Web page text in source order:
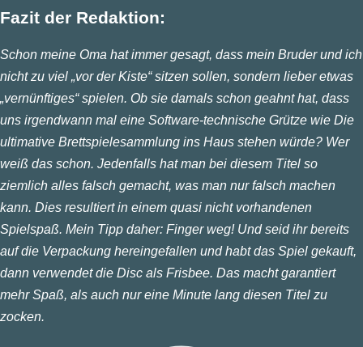
Fazit der Redaktion:
Schon meine Oma hat immer gesagt, dass mein Bruder und ich
nicht zu viel „vor der Kiste“ sitzen sollen, sondern lieber etwas
„vernünftiges“ spielen. Ob sie damals schon geahnt hat, dass
uns irgendwann mal eine Software-technische Grütze wie Die
ultimative Brettspielesammlung ins Haus stehen würde? Wer
weiß das schon. Jedenfalls hat man bei diesem Titel so
ziemlich alles falsch gemacht, was man nur falsch machen
kann. Dies resultiert in einem quasi nicht vorhandenen
Spielspaß. Mein Tipp daher: Finger weg! Und seid ihr bereits
auf die Verpackung hereingefallen und habt das Spiel gekauft,
dann verwendet die Disc als Frisbee. Das macht garantiert
mehr Spaß, als auch nur eine Minute lang diesen Titel zu
zocken.